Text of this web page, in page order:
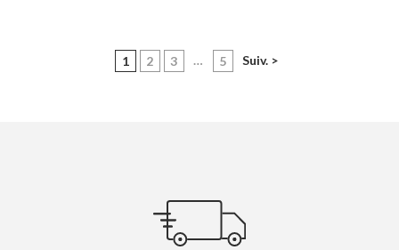
1 (current)
2 3 … 5 Suiv. >